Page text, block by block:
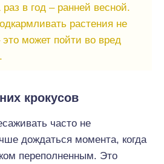
в год – ранней весной.
растения не
это может пойти во вред
крокусов
часто не
дождаться момента, когда
переполненным. Это